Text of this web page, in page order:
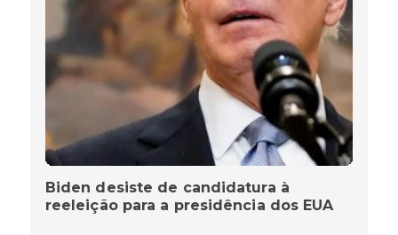
Biden desiste de candidatura à
reeleição para a presidência dos EUA